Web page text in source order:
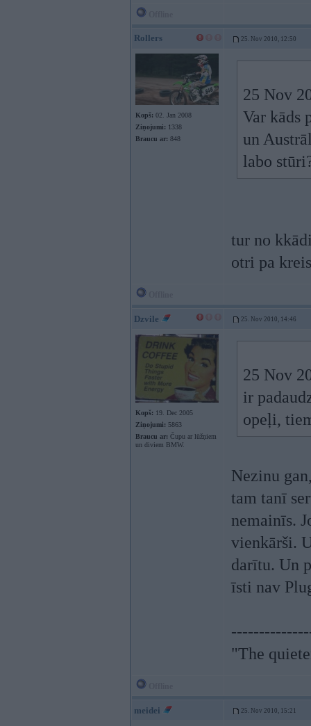
Rollers 25. Nov 2010, 12:50
Kopš: 02. Jan 2008
Ziņojumi: 1338
Braucu ar: 848
25 Nov
Var kāds
un
labo
tur no
otri pa
Dzvile 25. Nov 2010, 14:46
Kopš: 19. Dec 2005
Ziņojumi: 5863
Braucu ar: Čupu ar lūžņiem
un diviem BMW.
25 Nov
ir
opeļi,
Nezinu
tam tanī
nemainīs.
vienkārši.
darītu. Un
īsti nav
"The
meidei 25. Nov 2010, 15:21